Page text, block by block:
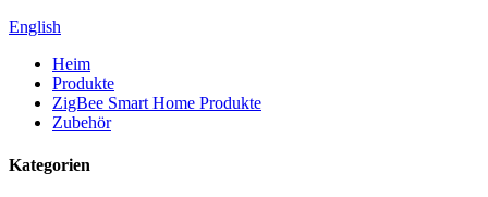
English
Heim
Produkte
ZigBee Smart Home Produkte
Zubehör
Kategorien